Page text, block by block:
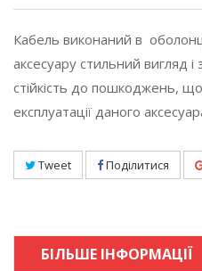
Кабель виконаний в
аксесуару стильний вигляд
стійкість до пошкоджень,
експлуатації даного
Tweet Поділитися
БІЛЬШЕ ІНФОРМАЦІЇ